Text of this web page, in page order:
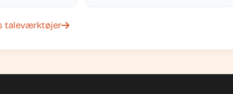
taleværktøjer